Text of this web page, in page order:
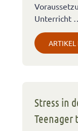
Unterricht …
ARTIKEL
Stress in
Teenager